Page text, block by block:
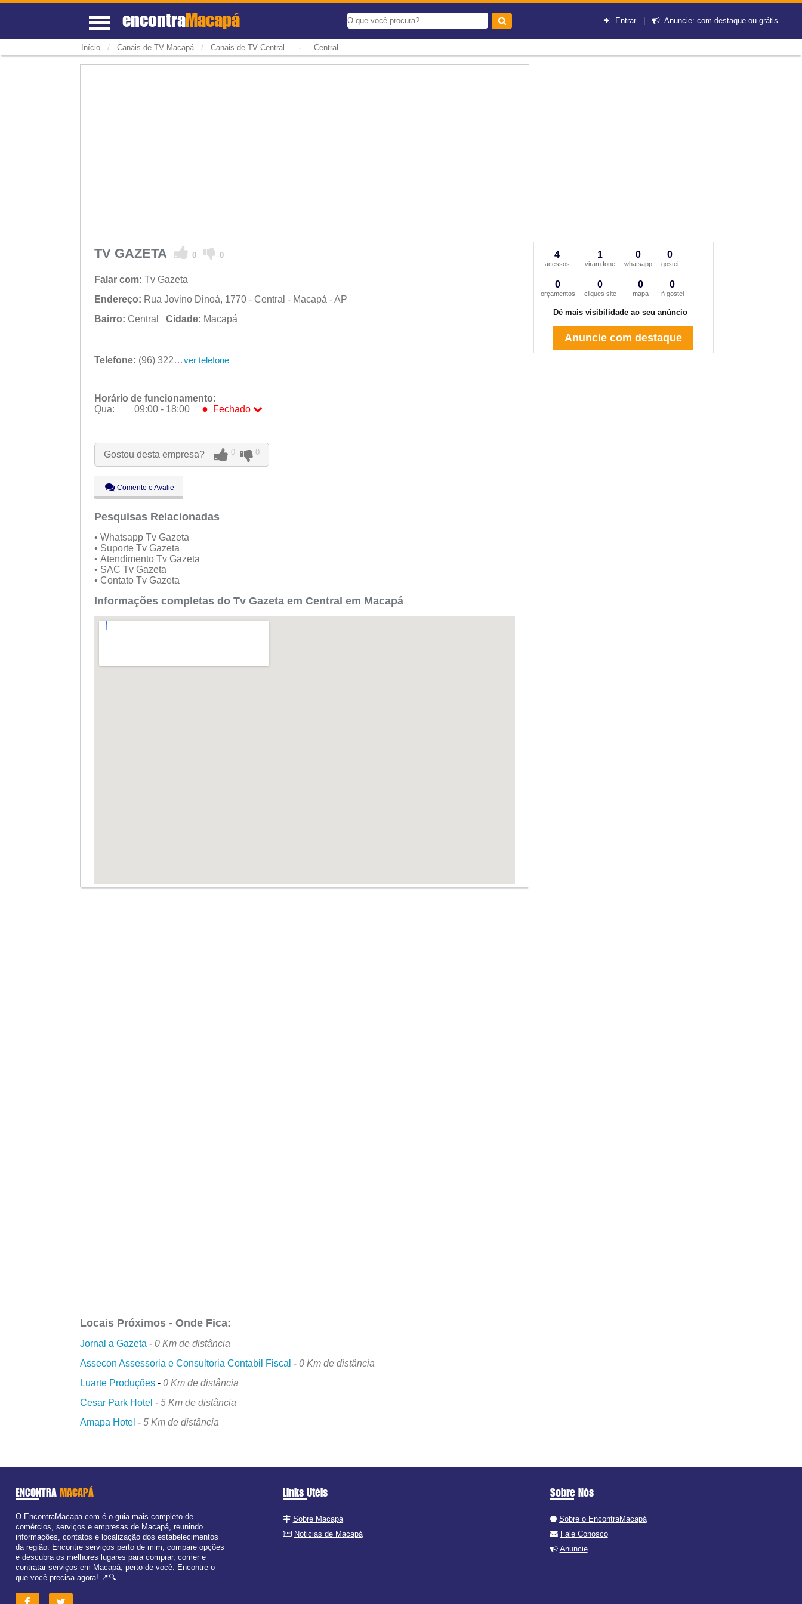
encontraMacapá Entrar| Anuncie: com destaqueou grátis
Início / Canais de TV Macapá / Canais de TV Central - Central
TV GAZETA 0 0
Falar com: Tv Gazeta
Endereço: Rua Jovino Dinoá, 1770 - Central - Macapá - AP
Bairro: Central Cidade: Macapá
Telefone: (96) 3225-3500 ver telefone
Horário de funcionamento:
Qua:
09:00 - 18:00 ● Fechado
Ter:
09:00 - 18:00
Qua:
09:00 - 18:00 ●
Fechado
Sex:
09:00 - 18:00
Sáb:
Fechado
Dom:
Fechado
Gostou desta empresa? 0 0
Comente e Avalie
Pesquisas Relacionadas
• Whatsapp Tv Gazeta
• Suporte Tv Gazeta
• Atendimento Tv Gazeta
• SAC Tv Gazeta
• Contato Tv Gazeta
Informações completas do Tv Gazeta em Central em Macapá
Locais Próximos - Onde Fica:
Jornal a Gazeta -0 Km de distância
Assecon Assessoria e Consultoria Contabil Fiscal -0 Km de distância
Luarte Produções -0 Km de distância
Cesar Park Hotel -5 Km de distância
Amapa Hotel -5 Km de distância
4
acessos
1
viram fone
0
whatsapp
0
gostei
0
orçamentos
0
cliques site
0
mapa
0
ñ gostei
Dê mais visibilidade ao seu anúncio
Anuncie com destaque
ENCONTRA MACAPÁ
O EncontraMacapa.com é o guia mais completo de
comércios, serviços e empresas de Macapá, reunindo
informações, contatos e localização dos estabelecimentos
da região. Encontre serviços perto de mim, compare opções
e descubra os melhores lugares para comprar, comer e
contratar serviços em Macapá, perto de você. Encontre o
que você precisa agora! 📍🔍
Links Utéis
Sobre Macapá
Noticias de Macapá
Sobre Nós
Sobre o EncontraMacapá
Fale Conosco
Anuncie